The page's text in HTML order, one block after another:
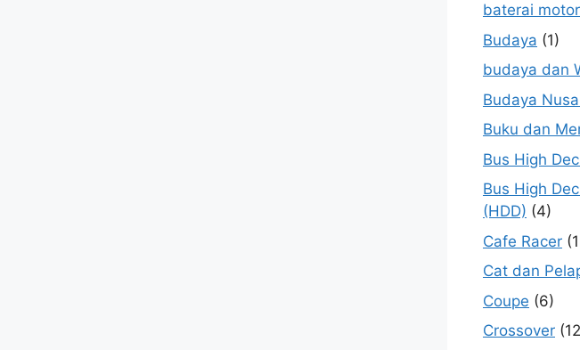
baterai
Budaya (1)
budaya dan
Budaya
Buku dan
Bus High
Bus High
(HDD) (4)
Cafe Racer
Cat dan
Coupe (6)
Crossover